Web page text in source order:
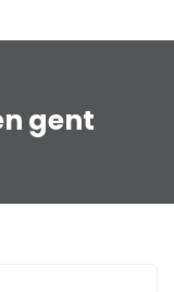
gent